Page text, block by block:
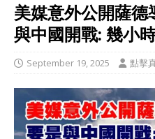
美媒意外公開薩德
與中國開戰: 幾小
September 19, 2025 點擊